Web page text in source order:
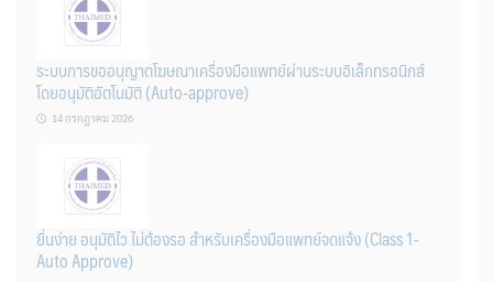
ระบบการขออนุญาตโฆษณาเครื่องมือแพทย์ผ่านระบบอิเล็กทรอนิกส์
โดยอนุมัติอัตโนมัติ (Auto-approve)
14 กรกฎาคม 2026
ยื่นง่าย อนุมัติไว ไม่ต้องรอ สำหรับเครื่องมือแพทย์จดแจ้ง (Class 1-
Auto Approve)